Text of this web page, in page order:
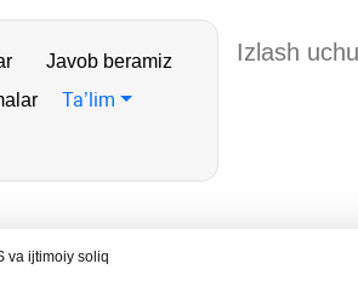
Javob beramiz
Ta’lim
va ijtimoiy soliq